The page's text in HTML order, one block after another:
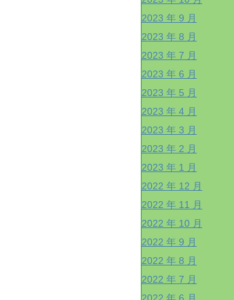
2023 年 9 月
2023 年 8 月
2023 年 7 月
2023 年 6 月
2023 年 5 月
2023 年 4 月
2023 年 3 月
2023 年 2 月
2023 年 1 月
2022 年 12 月
2022 年 11 月
2022 年 10 月
2022 年 9 月
2022 年 8 月
2022 年 7 月
2022 年 6 月